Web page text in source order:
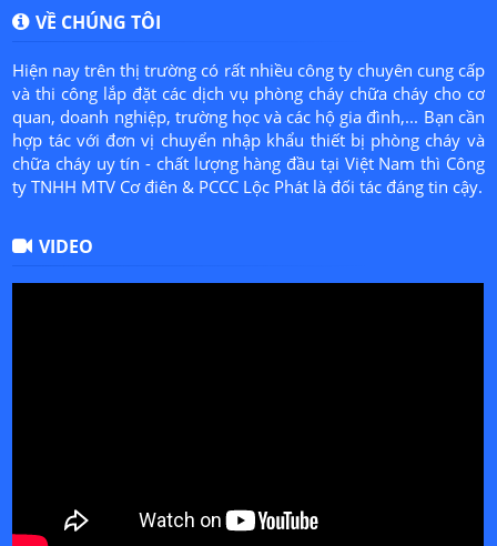
VỀ CHÚNG TÔI
Hiện nay trên thị trường có rất nhiều công ty chuyên cung cấp
và thi công lắp đặt các dịch vụ phòng cháy chữa cháy cho cơ
quan, doanh nghiệp, trường học và các hộ gia đình,... Bạn cần
hợp tác với đơn vị chuyển nhập khẩu thiết bị phòng cháy và
chữa cháy uy tín - chất lượng hàng đầu tại Việt Nam thì Công
ty TNHH MTV Cơ điên & PCCC Lộc Phát là đối tác đáng tin cậy.
VIDEO